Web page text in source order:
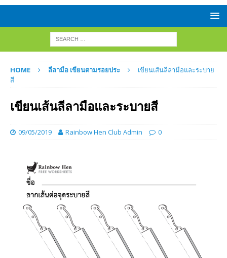
HOME ลีลามือ เขียนตามรอยประ
เขียนเส้นลีลามือและระบาย
สี
เขียนเส้นลีลามือและระบายสี
09/05/2019 Rainbow Hen Club Admin 0